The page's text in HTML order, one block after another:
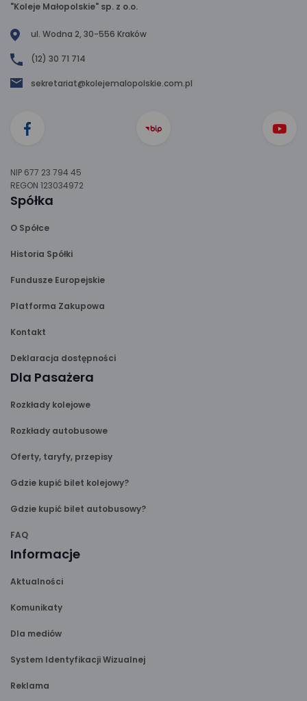
"Koleje Małopolskie" sp. z o.o.
ul. Wodna 2, 30-556 Kraków
(12) 30 71 714
sekretariat@kolejemalopolskie.com.pl
NIP 677 23 794 45
REGON 123034972
Spółka
O Spółce
Historia Spółki
Fundusze Europejskie
Platforma Zakupowa
Kontakt
Deklaracja dostępności
Dla Pasażera
Rozkłady kolejowe
Rozkłady autobusowe
Oferty, taryfy, przepisy
Gdzie kupić bilet kolejowy?
Gdzie kupić bilet autobusowy?
FAQ
Informacje
Aktualności
Komunikaty
Dla mediów
System Identyfikacji Wizualnej
Reklama